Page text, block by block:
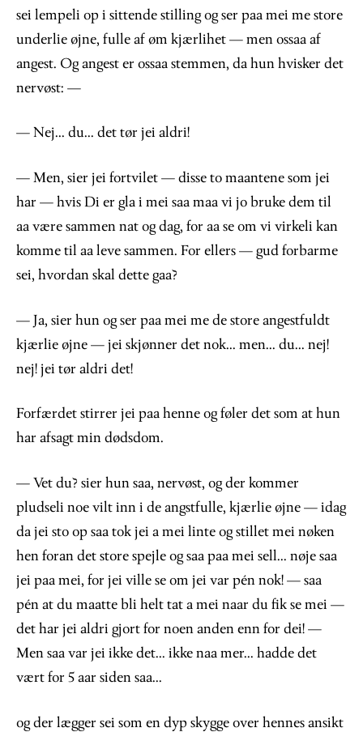
sei lempeli op i sittende stilling og ser paa mei me store
underlie øjne, fulle af øm kjærlihet — men ossaa af
angest. Og angest er ossaa stemmen, da hun hvisker det
nervøst: —
— Nej... du... det tør jei aldri!
— Men, sier jei fortvilet — disse to maantene som jei
har — hvis Di er gla i mei saa maa vi jo bruke dem til
aa være sammen nat og dag, for aa se om vi virkeli kan
komme til aa leve sammen. For ellers — gud forbarme
sei, hvordan skal dette gaa?
— Ja, sier hun og ser paa mei me de store angestfuldt
kjærlie øjne — jei skjønner det nok... men... du... nej!
nej! jei tør aldri det!
Forfærdet stirrer jei paa henne og føler det som at hun
har afsagt min dødsdom.
— Vet du? sier hun saa, nervøst, og der kommer
pludseli noe vilt inn i de angstfulle, kjærlie øjne — idag
da jei sto op saa tok jei a mei linte og stillet mei nøken
hen foran det store spejle og saa paa mei sell... nøje saa
jei paa mei, for jei ville se om jei var pén nok! — saa
pén at du maatte bli helt tat a mei naar du fik se mei —
det har jei aldri gjort for noen anden enn for dei! —
Men saa var jei ikke det... ikke naa mer... hadde det
vært for 5 aar siden saa...
og der lægger sei som en dyp skygge over hennes ansikt